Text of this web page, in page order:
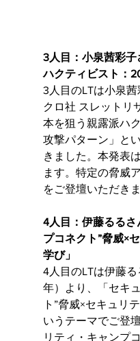
3人目：小泉茜彩
ハクティビスト：
3人目のLTは小泉
クロ社 スレットリ
本を狙う親露派ハ
攻撃パターン」と
きました。本発表
ます。特定の脅威
をご登壇いただきま
4人目：伊藤るる
プコネクト”脅威×
学び」
4人目のLTは伊藤
年）より、「セキ
ト”脅威×セキュリ
いうテーマでご登
リティ・キャンプ